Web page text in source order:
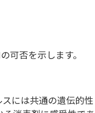
可否を示します。
には共通の遺伝的性